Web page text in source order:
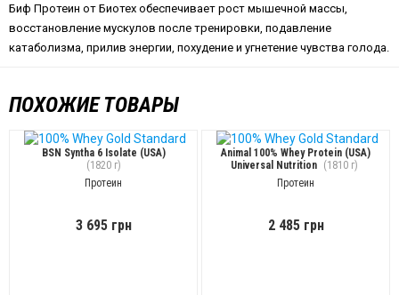
Биф Протеин от Биотех обеспечивает рост мышечной массы,
восстановление мускулов после тренировки, подавление
катаболизма, прилив энергии, похудение и угнетение чувства голода.
ПОХОЖИЕ ТОВАРЫ
BSN Syntha 6 Isolate (USA)
(1820 г)
Протеин
3 695 грн
Animal 100% Whey Protein (USA)
Universal Nutrition
(1810 г)
Протеин
2 485 грн